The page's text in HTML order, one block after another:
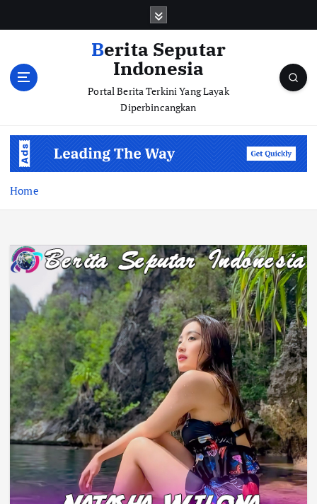
Berita Seputar
Indonesia
Portal Berita Terkini Yang Layak
Diperbincangkan
Home